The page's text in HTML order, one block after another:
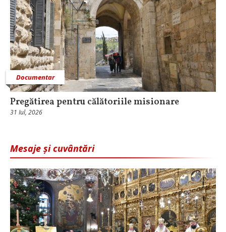
Documentar
Pregătirea pentru călătoriile misionare
31 Iul, 2026
Mesaje și cuvântări